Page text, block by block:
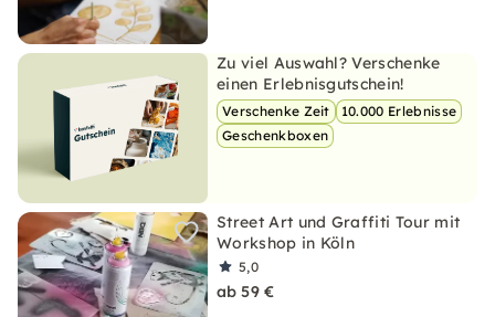
Zu viel Auswahl? Verschenke
einen Erlebnisgutschein!
Verschenke Zeit
10.000 Erlebnisse
Geschenkboxen
Street Art und Graffiti Tour mit
Workshop in Köln
5,0
ab 59 €